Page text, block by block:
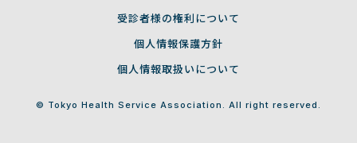
受診者様の権利について
個人情報保護方針
個人情報取扱いについて
© Tokyo Health Service Association. All right reserved.